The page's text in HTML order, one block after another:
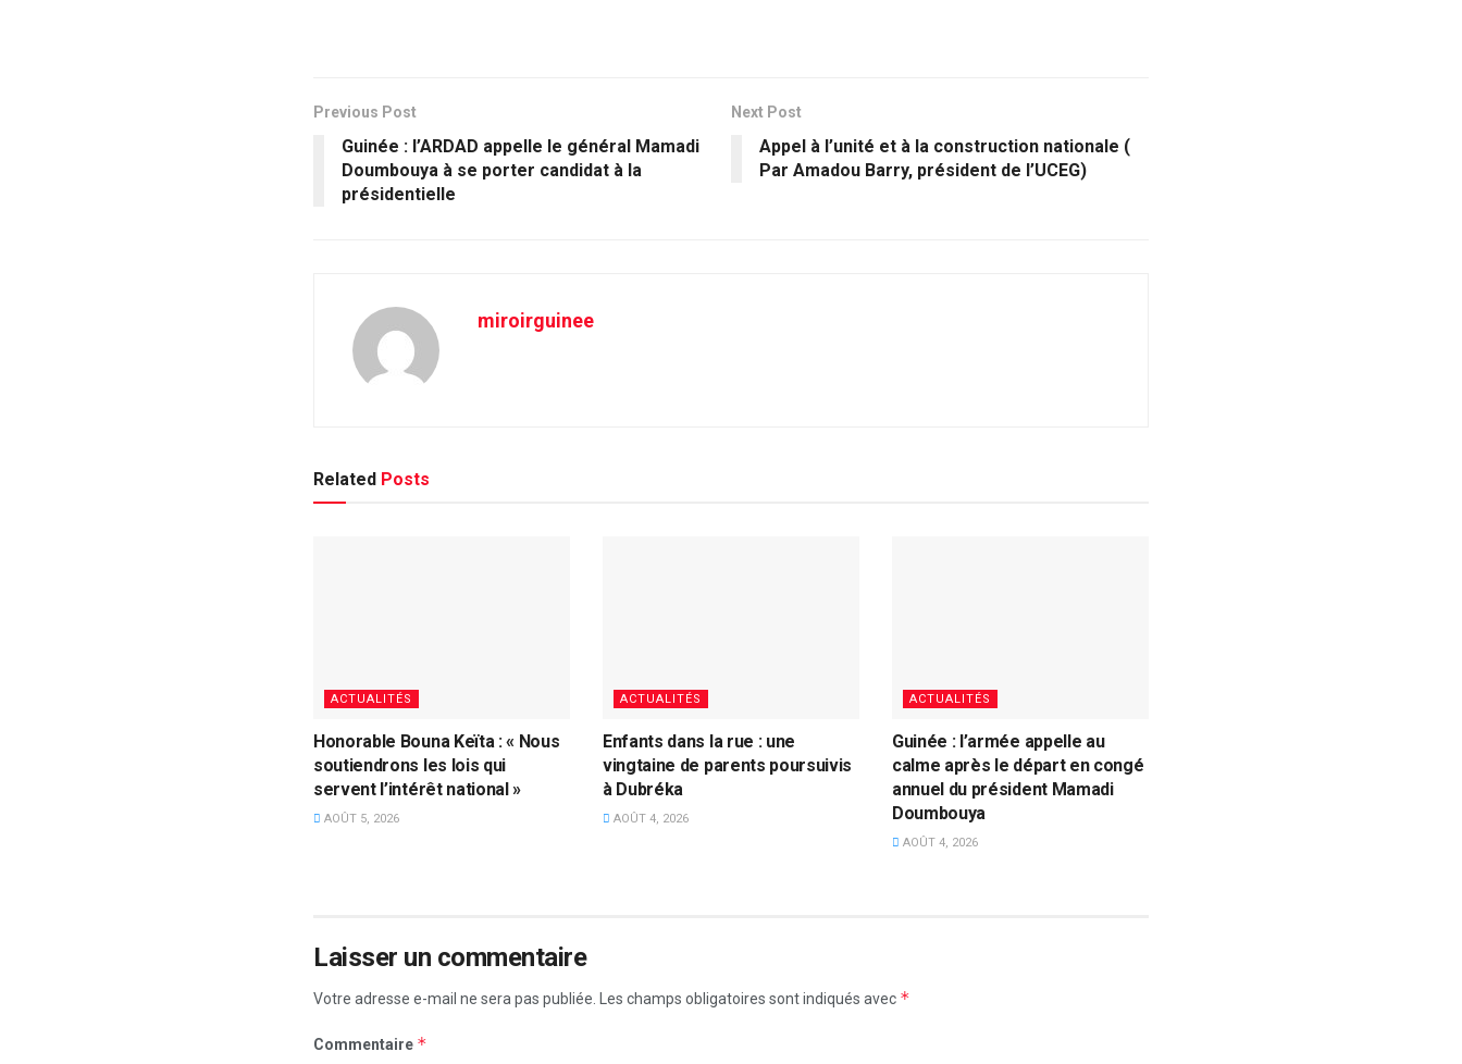
Previous Post
Guinée : l’ARDAD appelle le général Mamadi
Doumbouya à se porter candidat à la
présidentielle
Next Post
Appel à l’unité et à la construction nationale (
Par Amadou Barry, président de l’UCEG)
miroirguinee
Related Posts
ACTUALITÉS
Honorable Bouna Keïta : « Nous
soutiendrons les lois qui
servent l’intérêt national »
AOÛT 5, 2026
ACTUALITÉS
Enfants dans la rue : une
vingtaine de parents poursuivis
à Dubréka
AOÛT 4, 2026
ACTUALITÉS
Guinée : l’armée appelle au
calme après le départ en congé
annuel du président Mamadi
Doumbouya
AOÛT 4, 2026
Laisser un commentaire
Votre adresse e-mail ne sera pas publiée. Les champs obligatoires sont indiqués avec *
Commentaire *